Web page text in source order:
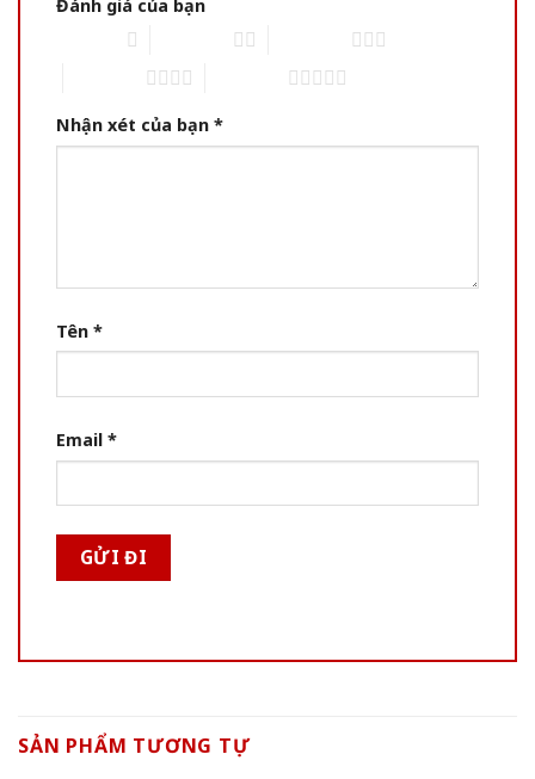
Đánh giá của bạn
Nhận xét của bạn *
Tên *
Email *
SẢN PHẨM TƯƠNG TỰ